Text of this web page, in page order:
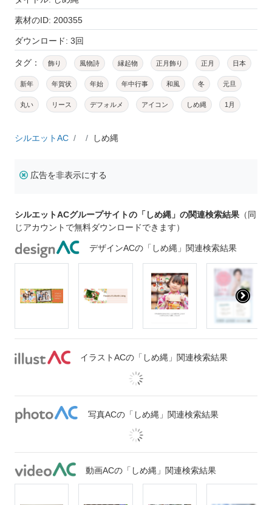
素材のID: 200355
ダウンロード: 3回
タグ： 飾り 風物詩 縁起物 正月飾り 正月 日本
新年 年賀状 年始 年中行事 和風 冬 元旦
丸い リース デフォルメ アイコン しめ縄 1月
シルエットAC しめ縄
広告を非表示にする
シルエットACグループサイトの「しめ縄」の関連検索結果 （同
じアカウントで無料ダウンロードできます）
デザインACの「しめ縄」関連検索結果
イラストACの「しめ縄」関連検索結果
写真ACの「しめ縄」関連検索結果
動画ACの「しめ縄」関連検索結果